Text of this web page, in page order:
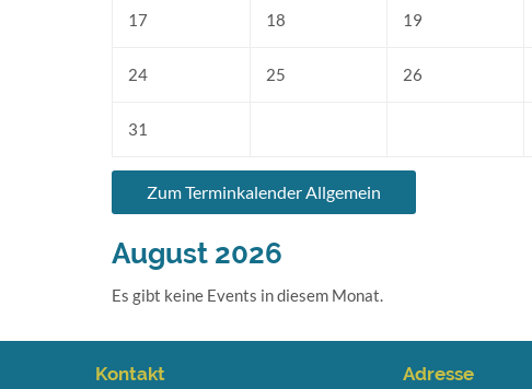
17 18 19
24 25 26
31
Zum Terminkalender Allgemein
August 2026
Es gibt keine Events in diesem Monat.
Kontakt Adresse